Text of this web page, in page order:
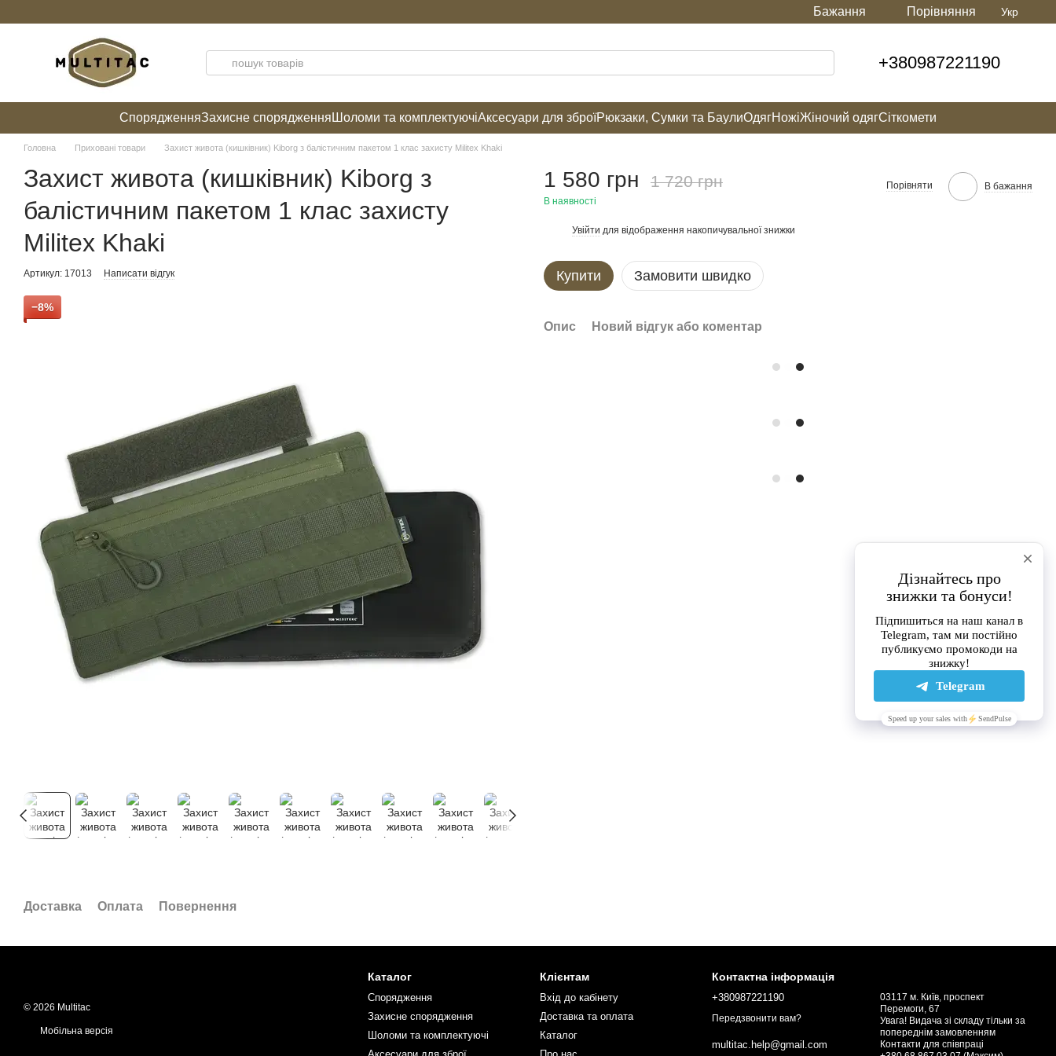
Бажання Порівняння Укр
+380987221190
СпорядженняЗахисне спорядження Шоломи та комплектуючіАксесуари для зброїРюкзаки, Сумки та БаулиОдягНожіЖіночий одягСіткомети
Головна Приховані товари Захист живота (кишківник) Kiborg з балістичним пакетом 1 клас захисту Militex Khaki
Захист живота (кишківник) Kiborg з
балістичним пакетом 1 клас захисту
Militex Khaki
Артикул: 17013 Написати відгук
−8%
1 580 грн 1 720 грн
В наявності
Порівняти В бажання
Увійти для відображення накопичувальної знижки
Купити Замовити швидко
Опис Новий відгук або коментар
Доставка Оплата Повернення
© 2026 Multitac
Мобільна версія
Каталог
Спорядження
Захисне спорядження
Шоломи та комплектуючі
Клієнтам
Вхід до кабінету
Доставка та оплата
Каталог
Контактна інформація
+380987221190
Передзвонити вам?
multitac.help@gmail.com
03117 м. Київ, проспект
Перемоги, 67
Увага! Видача зі складу тільки за
попереднім замовленням
Контакти для співпраці